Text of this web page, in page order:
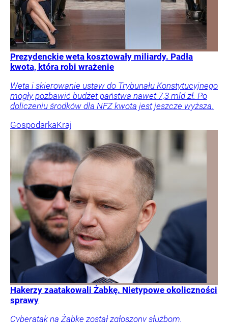
Prezydenckie weta kosztowały miliardy. Padła
kwota, która robi wrażenie
Weta i skierowanie ustaw do Trybunału Konstytucyjnego
mogły pozbawić budżet państwa nawet 7,3 mld zł. Po
doliczeniu środków dla NFZ kwota jest jeszcze wyższa.
GospodarkaKraj
Hakerzy zaatakowali Żabkę. Nietypowe okoliczności
sprawy
Cyberatak na Żabkę został zgłoszony służbom.